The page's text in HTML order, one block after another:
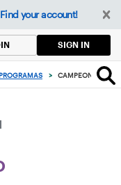
Find your account!
SIGN IN
PROGRAMAS > CAMPEONATO DE